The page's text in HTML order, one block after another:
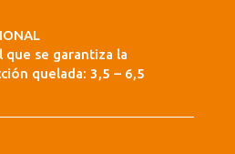
que se garantiza la
quelada: 3,5 – 6,5